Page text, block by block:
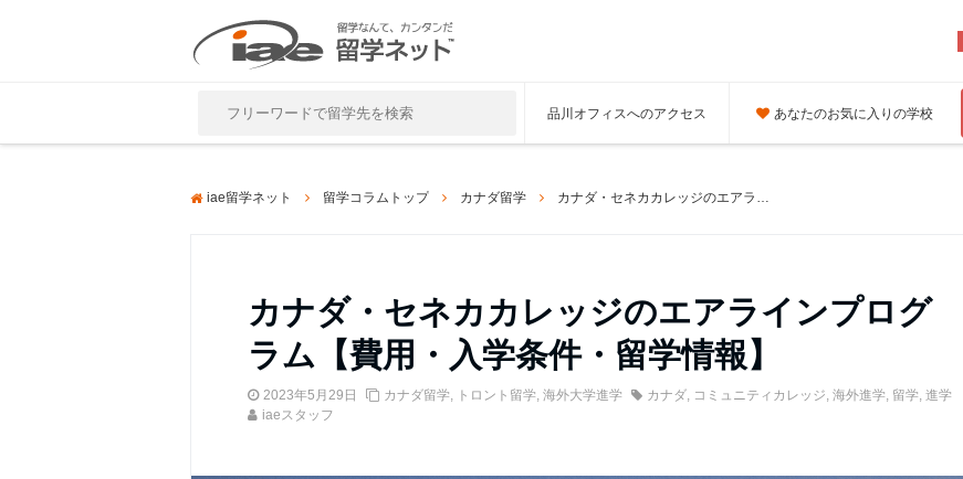
品川オフィスへのアクセス あなたのお気に入りの学校
iae留学ネット 留学コラムトップ カナダ留学 カナダ・セネカカレッジのエアラインプログラム【費用・入学条件・留学情報】
カナダ・セネカカレッジのエアラインプログ
ラム【費用・入学条件・留学情報】
2023年5月29日 カナダ留学, トロント留学, 海外大学進学 カナダ, コミュニティカレッジ, 海外進学, 留学, 進学
iaeスタッフ